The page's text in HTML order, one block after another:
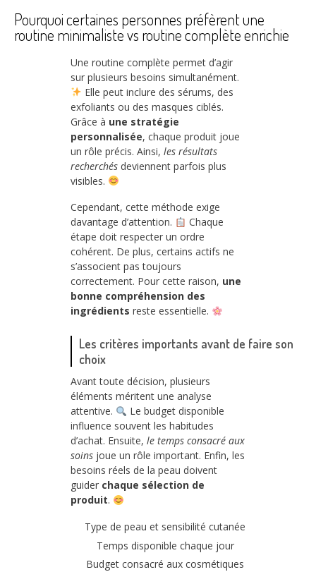
Pourquoi certaines personnes préfèrent une
routine minimaliste vs routine complète enrichie
Une routine complète permet d’agir
sur plusieurs besoins simultanément.
Elle peut inclure des sérums, des
exfoliants ou des masques ciblés.
Grâce à une stratégie
personnalisée, chaque produit joue
un rôle précis. Ainsi, les résultats
recherchés deviennent parfois plus
visibles.
Cependant, cette méthode exige
davantage d’attention.
Chaque
étape doit respecter un ordre
cohérent. De plus, certains actifs ne
s’associent pas toujours
correctement. Pour cette raison, une
bonne compréhension des
ingrédients reste essentielle.
Les critères importants avant de faire son
choix
Avant toute décision, plusieurs
éléments méritent une analyse
attentive.
Le budget disponible
influence souvent les habitudes
d’achat. Ensuite, le temps consacré aux
soins joue un rôle important. Enfin, les
besoins réels de la peau doivent
guider chaque sélection de
produit.
Type de peau et sensibilité cutanée
Temps disponible chaque jour
Budget consacré aux cosmétiques